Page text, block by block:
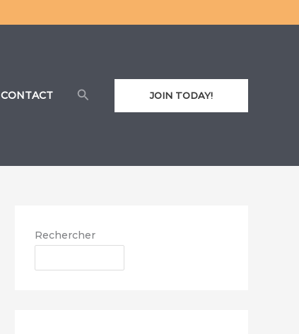
CONTACT RechercherJOIN TODAY!
Rechercher